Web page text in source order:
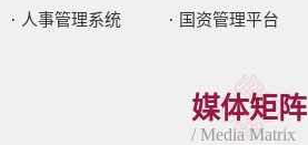
人事管理系统 国资管理平台
媒体矩阵
/ Media Matrix